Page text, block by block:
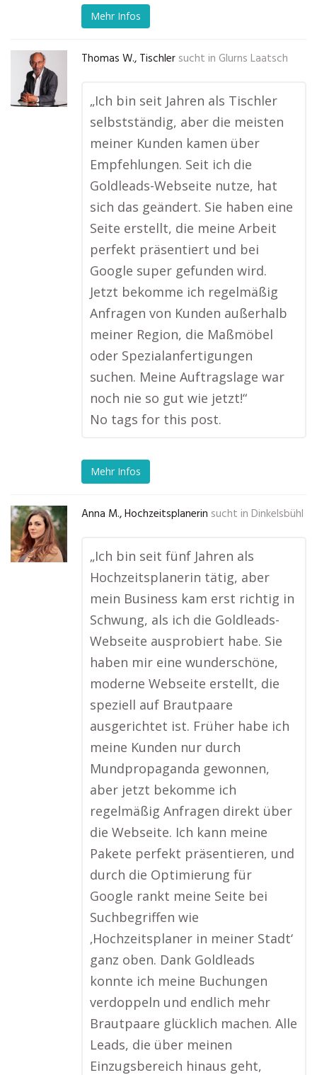
Mehr Infos
Thomas W., Tischler sucht in Glurns Laatsch
„Ich bin seit Jahren als Tischler
selbstständig, aber die meisten
meiner Kunden kamen über
Empfehlungen. Seit ich die
Goldleads-Webseite nutze, hat
sich das geändert. Sie haben eine
Seite erstellt, die meine Arbeit
perfekt präsentiert und bei
Google super gefunden wird.
Jetzt bekomme ich regelmäßig
Anfragen von Kunden außerhalb
meiner Region, die Maßmöbel
oder Spezialanfertigungen
suchen. Meine Auftragslage war
noch nie so gut wie jetzt!“
No tags for this post.
Mehr Infos
Anna M., Hochzeitsplanerin sucht in Dinkelsbühl
„Ich bin seit fünf Jahren als
Hochzeitsplanerin tätig, aber
mein Business kam erst richtig in
Schwung, als ich die Goldleads-
Webseite ausprobiert habe. Sie
haben mir eine wunderschöne,
moderne Webseite erstellt, die
speziell auf Brautpaare
ausgerichtet ist. Früher habe ich
meine Kunden nur durch
Mundpropaganda gewonnen,
aber jetzt bekomme ich
regelmäßig Anfragen direkt über
die Webseite. Ich kann meine
Pakete perfekt präsentieren, und
durch die Optimierung für
Google rankt meine Seite bei
Suchbegriffen wie
‚Hochzeitsplaner in meiner Stadt‘
ganz oben. Dank Goldleads
konnte ich meine Buchungen
verdoppeln und endlich mehr
Brautpaare glücklich machen. Alle
Leads, die über meinen
Einzugsbereich hinaus geht,